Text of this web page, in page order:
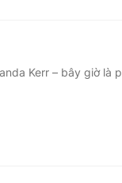
Kerr – bây giờ là